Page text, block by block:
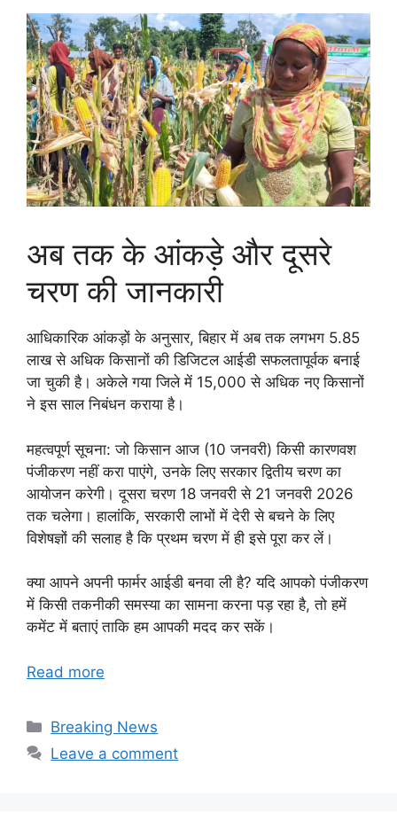
अब तक के आंकड़े और दूसरे
चरण की जानकारी
आधिकारिक आंकड़ों के अनुसार, बिहार में अब तक लगभग 5.85
लाख से अधिक किसानों की डिजिटल आईडी सफलतापूर्वक बनाई
जा चुकी है। अकेले गया जिले में 15,000 से अधिक नए किसानों
ने इस साल निबंधन कराया है।
महत्वपूर्ण सूचना: जो किसान आज (10 जनवरी) किसी कारणवश
पंजीकरण नहीं करा पाएंगे, उनके लिए सरकार द्वितीय चरण का
आयोजन करेगी। दूसरा चरण 18 जनवरी से 21 जनवरी 2026
तक चलेगा। हालांकि, सरकारी लाभों में देरी से बचने के लिए
विशेषज्ञों की सलाह है कि प्रथम चरण में ही इसे पूरा कर लें।
क्या आपने अपनी फार्मर आईडी बनवा ली है? यदि आपको पंजीकरण
में किसी तकनीकी समस्या का सामना करना पड़ रहा है, तो हमें
कमेंट में बताएं ताकि हम आपकी मदद कर सकें।
Read more
Categories
Breaking News
Leave a comment